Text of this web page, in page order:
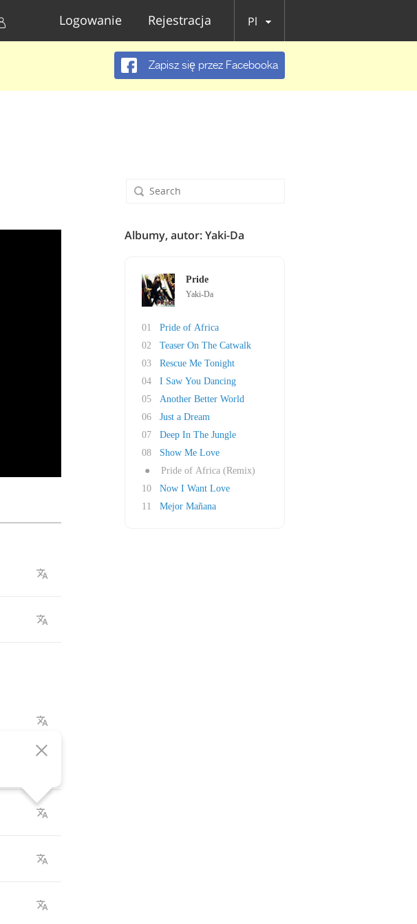
Logowanie Rejestracja Pl
Zapisz się przez Facebooka
Albumy, autor: Yaki-Da
Pride
Yaki-Da
01
Pride of Africa
02
Teaser On The Catwalk
03
Rescue Me Tonight
04
I Saw You Dancing
05
Another Better World
06
Just a Dream
07
Deep In The Jungle
08
Show Me Love
●
Pride of Africa (Remix)
10
Now I Want Love
11
Mejor Mañana